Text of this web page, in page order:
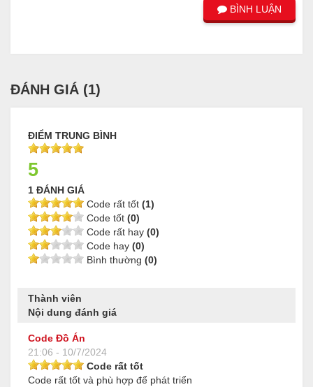
BÌNH LUẬN
ĐÁNH GIÁ (1)
ĐIỂM TRUNG BÌNH
5
1 ĐÁNH GIÁ
Code rất tốt (1)
Code tốt (0)
Code rất hay (0)
Code hay (0)
Bình thường (0)
Thành viên
Nội dung đánh giá
Code Đồ Án
21:06 - 10/7/2024
Code rất tốt
Code rất tốt và phù hợp để phát triển